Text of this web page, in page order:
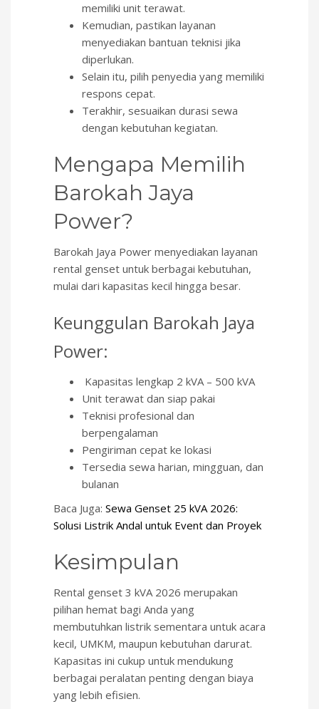
memiliki unit terawat.
Kemudian, pastikan layanan
menyediakan bantuan teknisi jika
diperlukan.
Selain itu, pilih penyedia yang memiliki
respons cepat.
Terakhir, sesuaikan durasi sewa
dengan kebutuhan kegiatan.
Mengapa Memilih
Barokah Jaya
Power?
Barokah Jaya Power menyediakan layanan
rental genset untuk berbagai kebutuhan,
mulai dari kapasitas kecil hingga besar.
Keunggulan Barokah Jaya
Power:
Kapasitas lengkap 2 kVA – 500 kVA
Unit terawat dan siap pakai
Teknisi profesional dan
berpengalaman
Pengiriman cepat ke lokasi
Tersedia sewa harian, mingguan, dan
bulanan
Baca Juga: Sewa Genset 25 kVA 2026:
Solusi Listrik Andal untuk Event dan Proyek
Kesimpulan
Rental genset 3 kVA 2026 merupakan
pilihan hemat bagi Anda yang
membutuhkan listrik sementara untuk acara
kecil, UMKM, maupun kebutuhan darurat.
Kapasitas ini cukup untuk mendukung
berbagai peralatan penting dengan biaya
yang lebih efisien.